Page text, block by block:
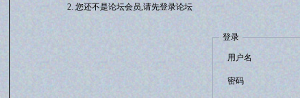
您还不是论坛会员,请先登录论坛
登录
用户名
密码